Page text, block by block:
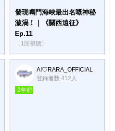
發現鳴門海峽最出名嘅神秘
漩渦！｜《關西遠征》
Ep.11
（1回視聴）
AI♡RARA_OFFICIAL
登録者数 412人
2年前